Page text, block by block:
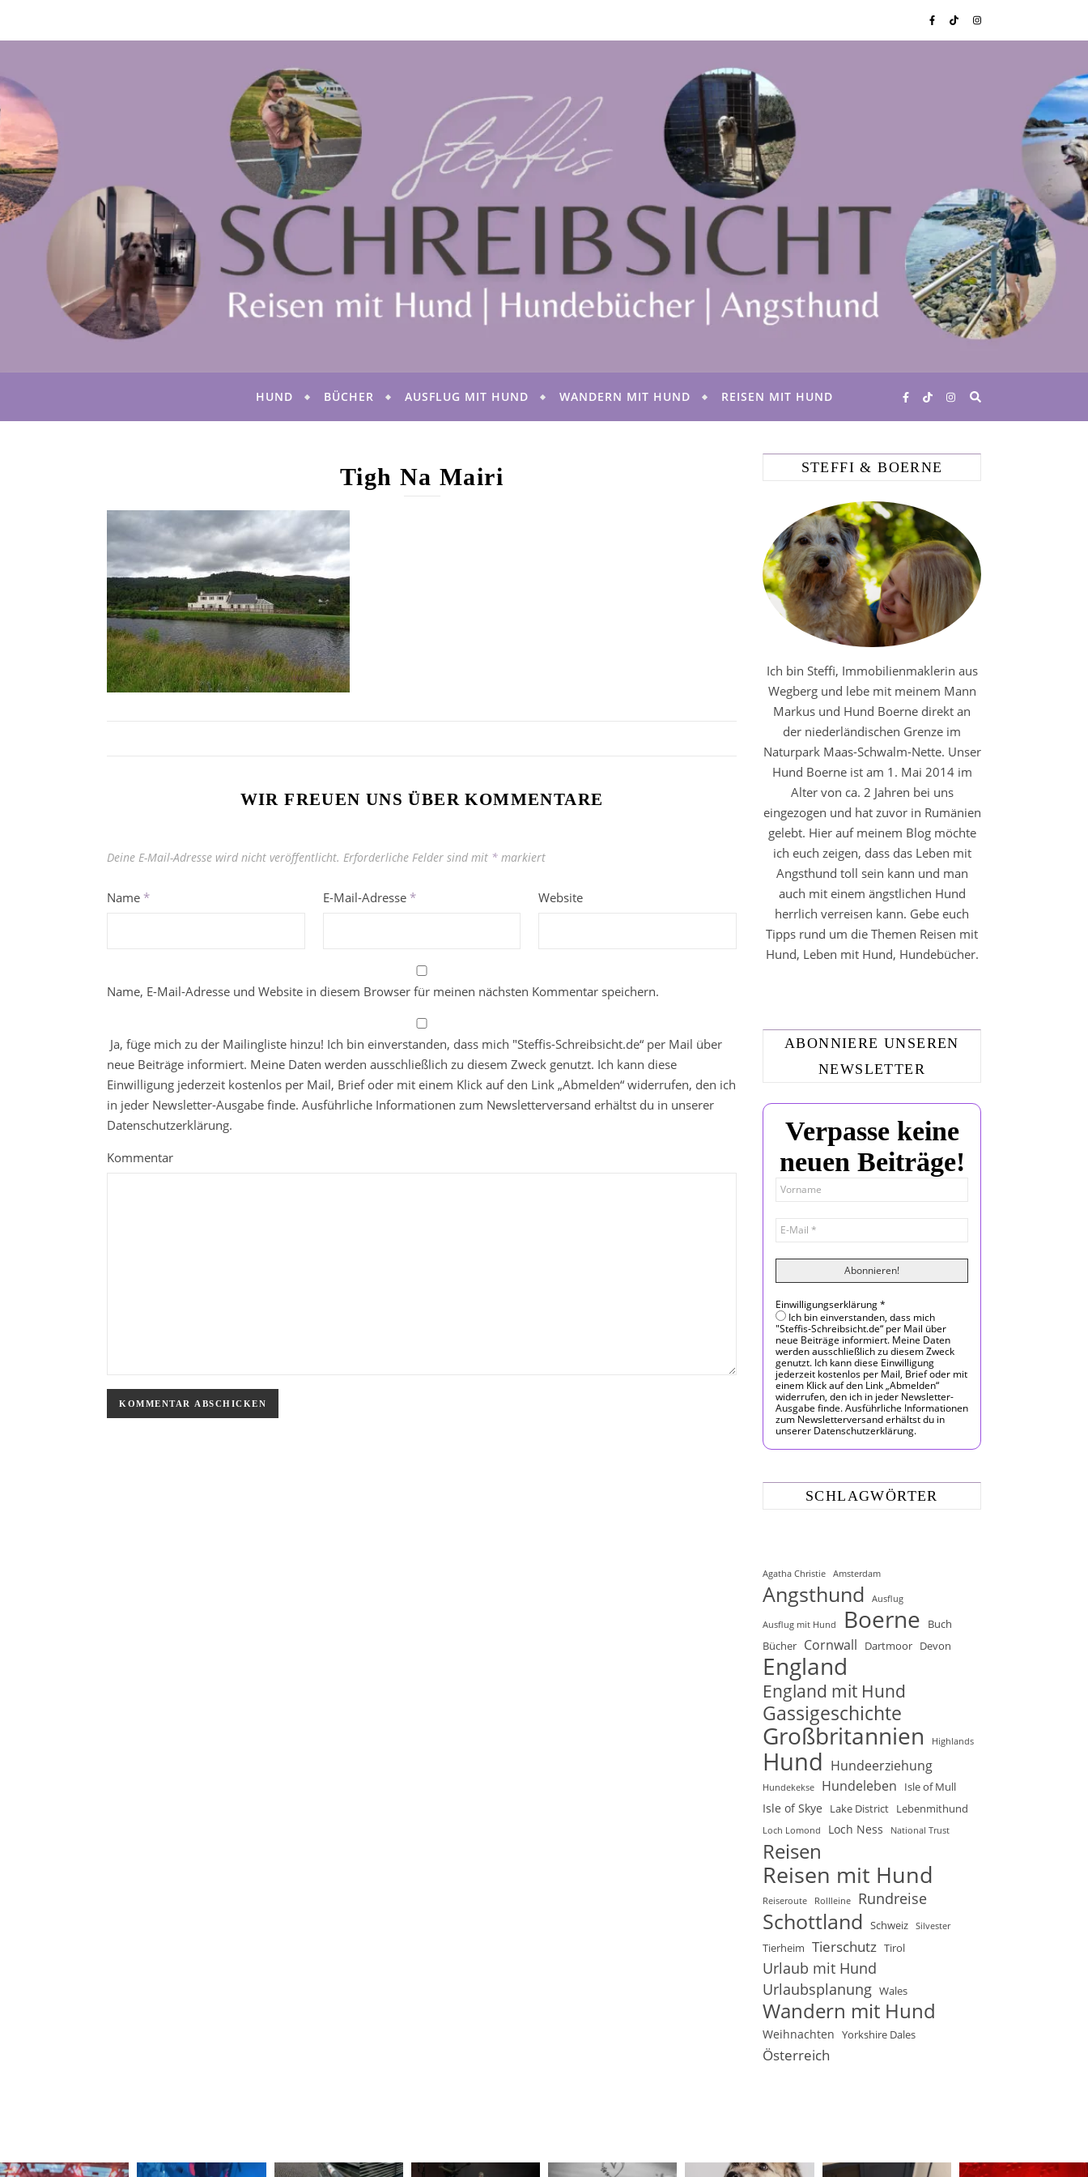
HUND BÜCHER AUSFLUG MIT HUND WANDERN MIT HUND REISEN MIT HUND
Tigh Na Mairi
WIR FREUEN UNS ÜBER KOMMENTARE
Deine E-Mail-Adresse wird nicht veröffentlicht. Erforderliche Felder sind mit * markiert
Name * E-Mail-Adresse * Website
Name, E-Mail-Adresse und Website in diesem Browser für meinen nächsten Kommentar speichern.
Ja, füge mich zu der Mailingliste hinzu! Ich bin einverstanden, dass mich "Steffis-Schreibsicht.de“ per Mail über
neue Beiträge informiert. Meine Daten werden ausschließlich zu diesem Zweck genutzt. Ich kann diese
Einwilligung jederzeit kostenlos per Mail, Brief oder mit einem Klick auf den Link „Abmelden“ widerrufen, den ich
in jeder Newsletter-Ausgabe finde. Ausführliche Informationen zum Newsletterversand erhältst du in unserer
Datenschutzerklärung.
Kommentar
STEFFI & BOERNE
Ich bin Steffi, Immobilienmaklerin aus
Wegberg und lebe mit meinem Mann
Markus und Hund Boerne direkt an
der niederländischen Grenze im
Naturpark Maas-Schwalm-Nette. Unser
Hund Boerne ist am 1. Mai 2014 im
Alter von ca. 2 Jahren bei uns
eingezogen und hat zuvor in Rumänien
gelebt. Hier auf meinem Blog möchte
ich euch zeigen, dass das Leben mit
Angsthund toll sein kann und man
auch mit einem ängstlichen Hund
herrlich verreisen kann. Gebe euch
Tipps rund um die Themen Reisen mit
Hund, Leben mit Hund, Hundebücher.
ABONNIERE UNSEREN
NEWSLETTER
Verpasse keine
neuen Beiträge!
Einwilligungserklärung*
Ich bin einverstanden, dass mich
"Steffis-Schreibsicht.de“ per Mail über
neue Beiträge informiert. Meine Daten
werden ausschließlich zu diesem Zweck
genutzt. Ich kann diese Einwilligung
jederzeit kostenlos per Mail, Brief oder mit
einem Klick auf den Link „Abmelden“
widerrufen, den ich in jeder Newsletter-
Ausgabe finde. Ausführliche Informationen
zum Newsletterversand erhältst du in
unserer Datenschutzerklärung.
SCHLAGWÖRTER
Agatha Christie Amsterdam
Angsthund Ausflug
Ausflug mit Hund Boerne
Buch
Bücher Cornwall Dartmoor Devon
England
England mit Hund
Gassigeschichte
Großbritannien Highlands
Hund Hundeerziehung
Hundekekse Hundeleben Isle of Mull
Isle of Skye Lake District Lebenmithund
Loch Lomond Loch Ness National Trust
Reisen
Reisen mit Hund
Reiseroute Rollleine Rundreise
Schottland Schweiz Silvester
Tierheim Tierschutz Tirol
Urlaub mit Hund
Urlaubsplanung Wales
Wandern mit Hund
Weihnachten Yorkshire Dales
Österreich